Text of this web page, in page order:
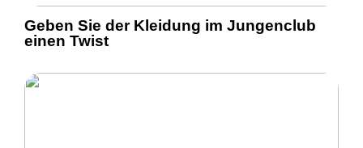
Geben Sie der Kleidung im Jungenclub
einen Twist